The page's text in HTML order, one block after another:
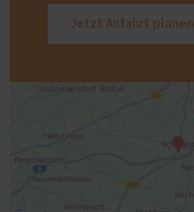
Jetzt Anfahrt planen